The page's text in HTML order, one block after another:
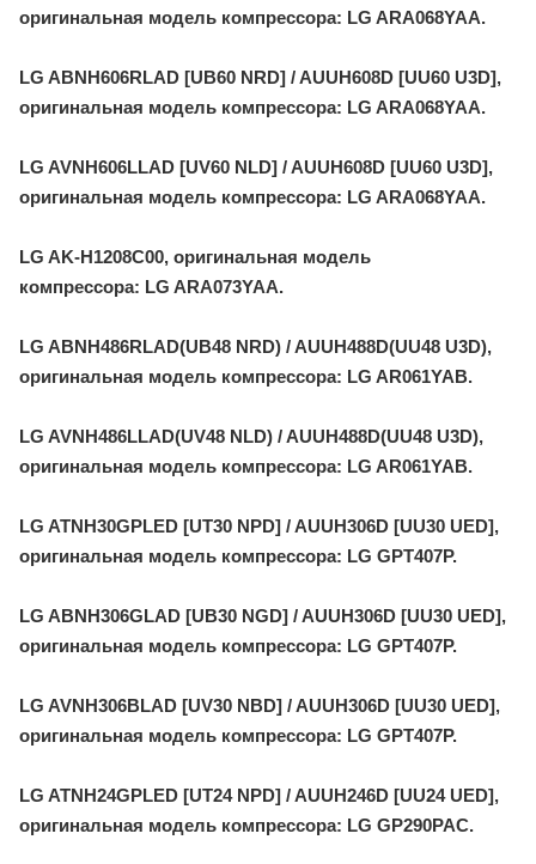
оригинальная модель компрессора: LG ARA068YAA.
LG ABNH606RLAD [UB60 NRD] / AUUH608D [UU60 U3D],
оригинальная модель компрессора: LG ARA068YAA.
LG AVNH606LLAD [UV60 NLD] / AUUH608D [UU60 U3D],
оригинальная модель компрессора: LG ARA068YAA.
LG AK-H1208C00, оригинальная модель
компрессора: LG ARA073YAA.
LG ABNH486RLAD(UB48 NRD) / AUUH488D(UU48 U3D),
оригинальная модель компрессора: LG AR061YAB.
LG AVNH486LLAD(UV48 NLD) / AUUH488D(UU48 U3D),
оригинальная модель компрессора: LG AR061YAB.
LG ATNH30GPLED [UT30 NPD] / AUUH306D [UU30 UED],
оригинальная модель компрессора: LG GPT407P.
LG ABNH306GLAD [UB30 NGD] / AUUH306D [UU30 UED],
оригинальная модель компрессора: LG GPT407P.
LG AVNH306BLAD [UV30 NBD] / AUUH306D [UU30 UED],
оригинальная модель компрессора: LG GPT407P.
LG ATNH24GPLED [UT24 NPD] / AUUH246D [UU24 UED],
оригинальная модель компрессора: LG GP290PAC.